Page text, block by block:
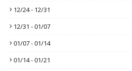
12/24 - 12/31
12/31 - 01/07
01/07 - 01/14
01/14 - 01/21